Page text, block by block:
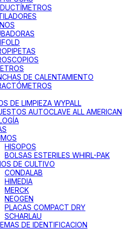
DE CALENTAMIENTO
DE LIMPIEZA WYPALL
AUTOCLAVE ALL AMERICAN
HISOPOS
BOLSAS ESTERILES WHIRL-PAK
DE CULTIVO
CONDALAB
HIMEDIA
MERCK
NEOGEN
PLACAS COMPACT DRY
SCHARLAU
DE IDENTIFICACION